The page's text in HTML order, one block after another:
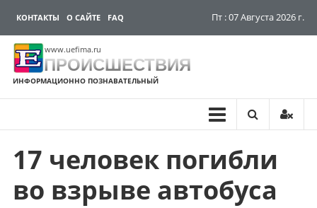
КОНТАКТЫ О САЙТЕ FAQ Пт : 07 Августа 2026 г.
www.uefima.ru
ПРОИСШЕСТВИЯ
ИНФОРМАЦИОННО ПОЗНАВАТЕЛЬНЫЙ
Перейти
содержимому
17 человек погибли
во взрыве автобуса